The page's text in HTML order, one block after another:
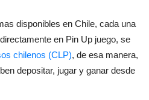
disponibles en Chile, cada una
en Pin Up juego, se
chilenos (CLP), de esa manera,
depositar, jugar y ganar desde